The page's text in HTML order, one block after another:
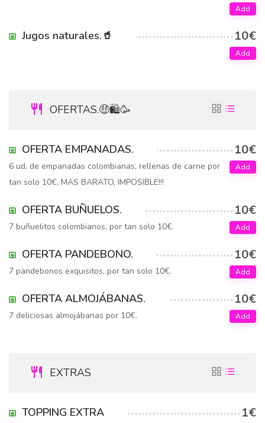
Add
Jugos naturales.🥤 10€
Add
OFERTAS.🤑🛍️🥳
OFERTA EMPANADAS. 10€
6 ud. de empanadas colombianas, rellenas de carne por
tan solo 10€, MAS BARATO, IMPOSIBLE!!!
Add
OFERTA BUÑUELOS. 10€
7 buñuelitos colombianos, por tan solo 10€. Add
OFERTA PANDEBONO. 10€
7 pandebonos exquisitos, por tan solo 10€. Add
OFERTA ALMOJÁBANAS. 10€
7 deliciosas almojábanas por 10€. Add
EXTRAS
TOPPING EXTRA 1€